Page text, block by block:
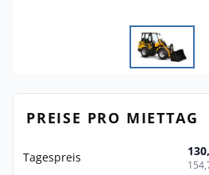
PREISE PRO MIETTAG
Tagespreis